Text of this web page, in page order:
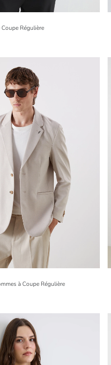
Régulière
à Coupe Régulière